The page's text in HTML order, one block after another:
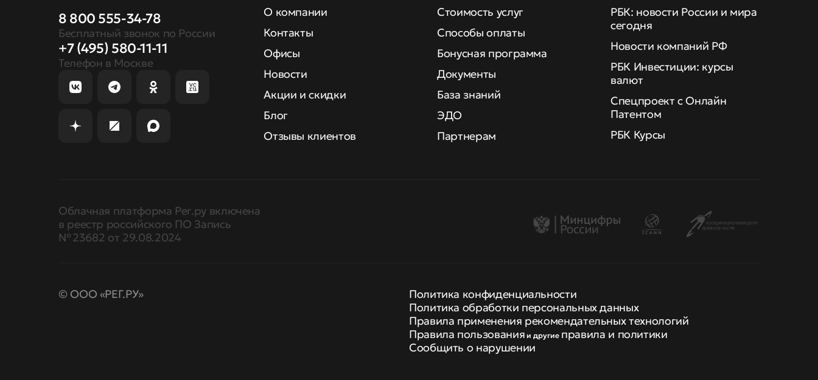
8 800 555-34-78
Бесплатный звонок по России
+7 (495) 580-11-11
Телефон в Москве
О компании
Контакты
Офисы
Новости
Акции и скидки
Блог
Отзывы клиентов
Стоимость услуг
Способы оплаты
Бонусная программа
Документы
База знаний
ЭДО
Партнерам
РБК: новости России и мира
сегодня
Новости компаний РФ
РБК Инвестиции: курсы
валют
Спецпроект с Онлайн
Патентом
РБК Курсы
Облачная платформа Рег.ру включена
в реестр российского ПО Запись
№ 23682 от 29.08.2024
© ООО «РЕГ.РУ»
Политика конфиденциальности
Политика обработки персональных данных
Правила применения рекомендательных технологий
Правила пользования и другие правила и политики
Сообщить о нарушении